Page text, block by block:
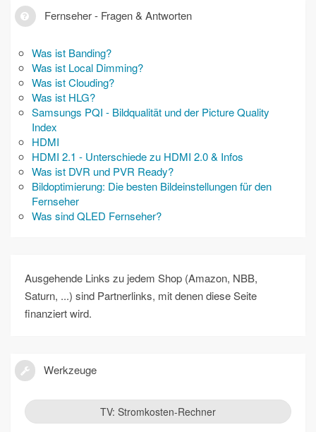
Fernseher - Fragen & Antworten
Was ist Banding?
Was ist Local Dimming?
Was ist Clouding?
Was ist HLG?
Samsungs PQI - Bildqualität und der Picture Quality
Index
HDMI
HDMI 2.1 - Unterschiede zu HDMI 2.0 & Infos
Was ist DVR und PVR Ready?
Bildoptimierung: Die besten Bildeinstellungen für den
Fernseher
Was sind QLED Fernseher?
Ausgehende Links zu jedem Shop (Amazon, NBB,
Saturn, ...) sind Partnerlinks, mit denen diese Seite
finanziert wird.
Werkzeuge
TV: Stromkosten-Rechner